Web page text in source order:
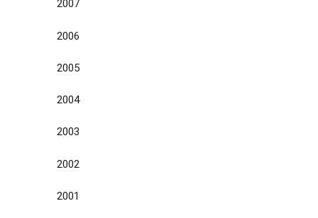
2007
2006
2005
2004
2003
2002
2001